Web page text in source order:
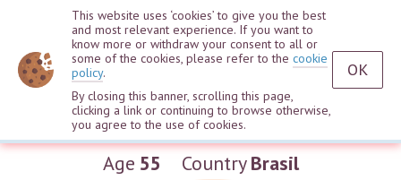
Shirley Freitas
Age 55 CountryBrasil
This website uses ‘cookies’ to give you the best
and most relevant experience. If you want to
know more or withdraw your consent to all or
some of the cookies, please refer to the cookie
policy.
By closing this banner, scrolling this page,
clicking a link or continuing to browse otherwise,
you agree to the use of cookies.
OK